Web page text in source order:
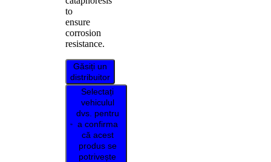
to
ensure
corrosion
resistance.
Găsiți un
distribuitor
Selectați
vehiculul
dvs. pentru
a confirma
că acest
produs se
potrivește